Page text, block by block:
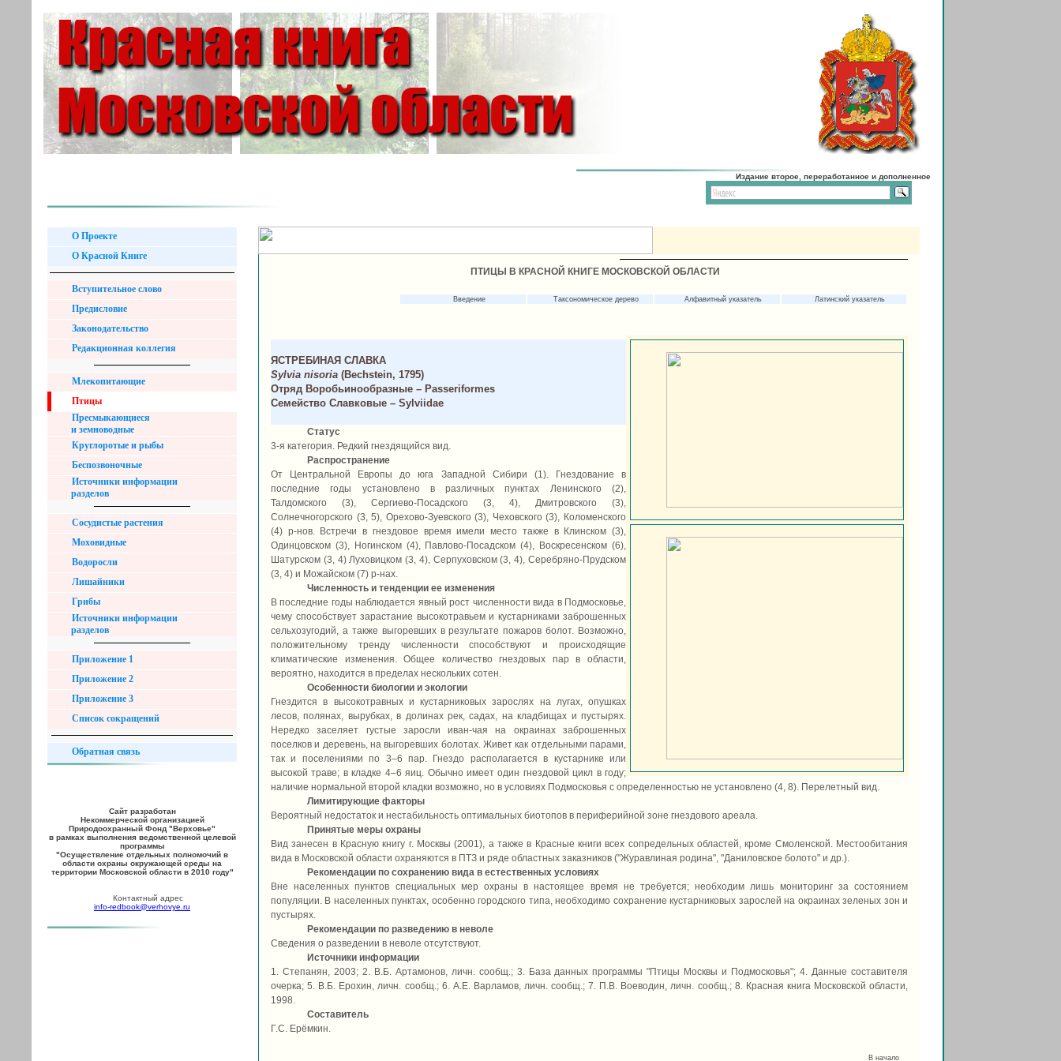
Издание второе, переработанное и дополненное
О Проекте
О Красной Книге
Вступительное слово
Предисловие
Законодательство
Редакционная коллегия
Млекопитающие
Птицы
Пресмыкающиеся
и земноводные
Круглоротые и рыбы
Беспозвоночные
Источники информации
разделов
Сосудистые растения
Моховидные
Водоросли
Лишайники
Грибы
Источники информации
разделов
Приложение 1
Приложение 2
Приложение 3
Список сокращений
Обратная связь
Сайт разработан
Некоммерческой организацией
Природоохранный Фонд "Верховье"
в рамках выполнения ведомственной целевой
программы
"Осуществление отдельных полномочий в
области охраны окружающей среды на
территории Московской области в 2010 году"
Контактный адрес
info-redbook@verhovye.ru
ПТИЦЫ В КРАСНОЙ КНИГЕ МОСКОВСКОЙ ОБЛАСТИ
Введение Таксономическое дерево Алфавитный указатель Латинский указатель
ЯСТРЕБИНАЯ СЛАВКА
Sylvia nisoria (Bechstein, 1795)
Отряд Воробьинообразные – Passeriformes
Семейство Славковые – Sylviidae
Статус
3-я категория. Редкий гнездящийся вид.
Распространение
От Центральной Европы до юга Западной Сибири (1). Гнездование в
последние годы установлено в различных пунктах Ленинского (2),
Талдомского (3), Сергиево-Посадского (3, 4), Дмитровского (3),
Солнечногорского (3, 5), Орехово-Зуевского (3), Чеховского (3), Коломенского
(4) р-нов. Встречи в гнездовое время имели место также в Клинском (3),
Одинцовском (3), Ногинском (4), Павлово-Посадском (4), Воскресенском (6),
Шатурском (3, 4) Луховицком (3, 4), Серпуховском (3, 4), Серебряно-Прудском
(3, 4) и Можайском (7) р-нах.
Численность и тенденции ее изменения
В последние годы наблюдается явный рост численности вида в Подмосковье,
чему способствует зарастание высокотравьем и кустарниками заброшенных
сельхозугодий, а также выгоревших в результате пожаров болот. Возможно,
положительному тренду численности способствуют и происходящие
климатические изменения. Общее количество гнездовых пар в области,
вероятно, находится в пределах нескольких сотен.
Особенности биологии и экологии
Гнездится в высокотравных и кустарниковых зарослях на лугах, опушках
лесов, полянах, вырубках, в долинах рек, садах, на кладбищах и пустырях.
Нередко заселяет густые заросли иван-чая на окраинах заброшенных
поселков и деревень, на выгоревших болотах. Живет как отдельными парами,
так и поселениями по 3–6 пар. Гнездо располагается в кустарнике или
высокой траве; в кладке 4–6 яиц. Обычно имеет один гнездовой цикл в году;
наличие нормальной второй кладки возможно, но в условиях Подмосковья с определенностью не установлено (4, 8). Перелетный вид.
Лимитирующие факторы
Вероятный недостаток и нестабильность оптимальных биотопов в периферийной зоне гнездового ареала.
Принятые меры охраны
Вид занесен в Красную книгу г. Москвы (2001), а также в Красные книги всех сопредельных областей, кроме Смоленской. Местообитания
вида в Московской области охраняются в ПТЗ и ряде областных заказников ("Журавлиная родина", "Даниловское болото" и др.).
Рекомендации по сохранению вида в естественных условиях
Вне населенных пунктов специальных мер охраны в настоящее время не требуется; необходим лишь мониторинг за состоянием
популяции. В населенных пунктах, особенно городского типа, необходимо сохранение кустарниковых зарослей на окраинах зеленых зон и
пустырях.
Рекомендации по разведению в неволе
Сведения о разведении в неволе отсутствуют.
Источники информации
1. Степанян, 2003; 2. В.Б. Артамонов, личн. сообщ.; 3. База данных программы "Птицы Москвы и Подмосковья"; 4. Данные составителя
очерка; 5. В.Б. Ерохин, личн. сообщ.; 6. А.Е. Варламов, личн. сообщ.; 7. П.В. Воеводин, личн. сообщ.; 8. Красная книга Московской области,
1998.
Составитель
Г.С. Ерёмкин.
В начало